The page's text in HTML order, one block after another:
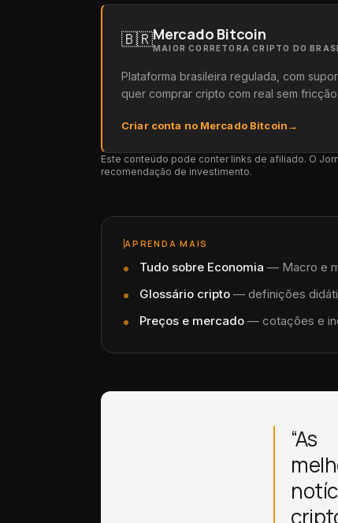
🇧🇷Mercado Bitcoin
MAIOR CORRETORA CRIPTO DO
Plataforma brasileira regulada, com
quer comprar cripto com real sem fricção.
Criar conta no Mercado Bitcoin→
Este conteúdo pode conter links de afiliado. O
recomendação de investimento.
APRENDA MAIS
Tudo sobre Economia — Macro e
Glossário cripto — definições
Preços e mercado — cotações e
“As